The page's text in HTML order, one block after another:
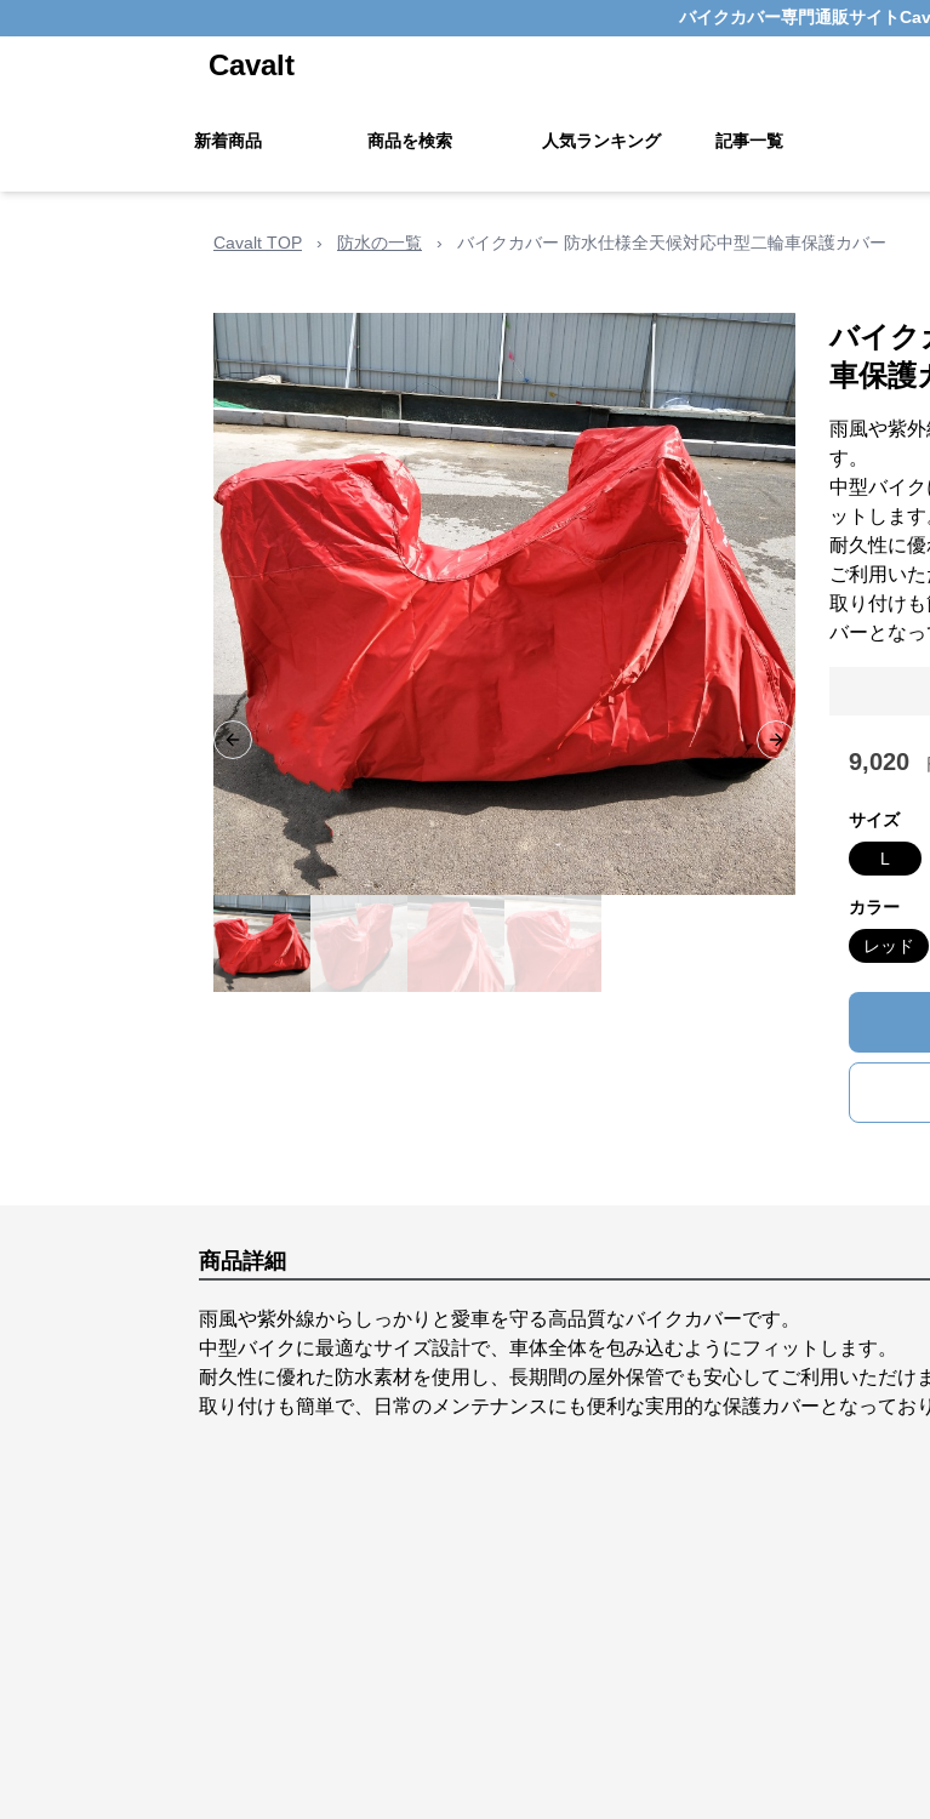
バイクカバー専門通販サイト
Cavalt
新着商品 商品を検索 人気ランキング 記事一覧
Cavalt TOP › 防水の一覧 › バイクカバー 防水仕様全天候対応中型二輪車保護カバー
Previous slide Next slide
バイク
車保護
雨風や紫
す。
中型バイ
ットします
耐久性に
ご利用いた
取り付け
バーとなっ
9,020
サイズ
L
カラー
レッド
商品詳細
雨風や紫外線からしっかりと愛車を守る高品質なバイクカバーです。
中型バイクに最適なサイズ設計で、車体全体を包み込むようにフィットします。
耐久性に優れた防水素材を使用し、長期間の屋外保管でも安心してご利用いただけ
取り付けも簡単で、日常のメンテナンスにも便利な実用的な保護カバーとなってお